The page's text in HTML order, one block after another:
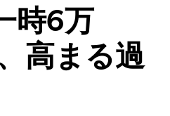
時6万
高まる過